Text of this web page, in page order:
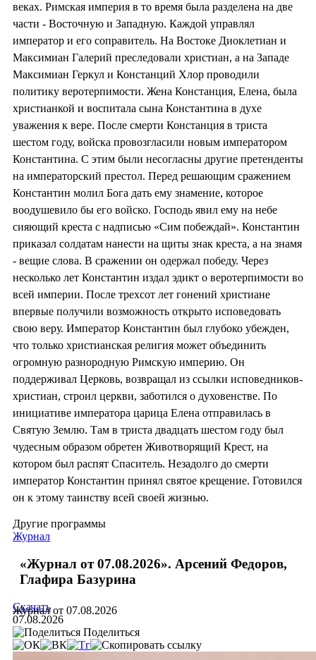
веках. Римская империя в то время была разделена на две
части - Восточную и Западную. Каждой управлял
император и его соправитель. На Востоке Диоклетиан и
Максимиан Галерий преследовали христиан, а на Западе
Максимиан Геркул и Констанций Хлор проводили
политику веротерпимости. Жена Констанция, Елена, была
христианкой и воспитала сына Константина в духе
уважения к вере. После смерти Констанция в триста
шестом году, войска провозгласили новым императором
Константина. С этим были несогласны другие претенденты
на императорский престол. Перед решающим сражением
Константин молил Бога дать ему знамение, которое
воодушевило бы его войско. Господь явил ему на небе
сияющий креста с надписью «Сим побеждай». Константин
приказал солдатам нанести на щиты знак креста, а на знамя
- вещие слова. В сражении он одержал победу. Через
несколько лет Константин издал эдикт о веротерпимости во
всей империи. После трехсот лет гонений христиане
впервые получили возможность открыто исповедовать
свою веру. Император Константин был глубоко убежден,
что только христианская религия может объединить
огромную разнородную Римскую империю. Он
поддерживал Церковь, возвращал из ссылки исповедников-
христиан, строил церкви, заботился о духовенстве. По
инициативе императора царица Елена отправилась в
Святую Землю. Там в триста двадцать шестом году был
чудесным образом обретен Животворящий Крест, на
котором был распят Спаситель. Незадолго до смерти
император Константин принял святое крещение. Готовился
он к этому таинству всей своей жизнью.
Другие программы
Журнал
«Журнал от 07.08.2026». Арсений Федоров,
Глафира Базурина
Журнал от 07.08.2026
Скачать
07.08.2026
Поделиться